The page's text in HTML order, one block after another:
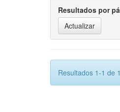
Resultados por
Resultados 1-1 de